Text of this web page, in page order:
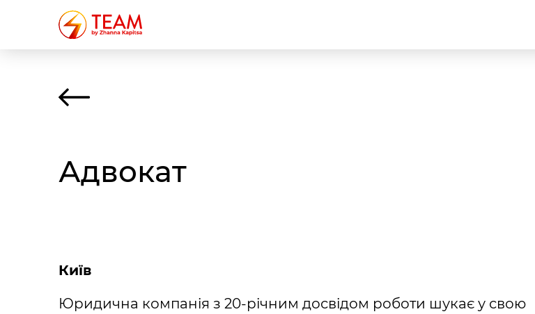
Адвокат
Київ
Юридична компанія з 20-річним досвідом роботи шукає у свою